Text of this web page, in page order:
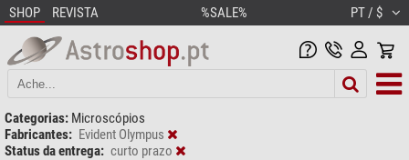
SHOP REVISTA %SALE% PT / $
Categorias: Microscópios
Fabricantes: Evident Olympus
Status da entrega: curto prazo